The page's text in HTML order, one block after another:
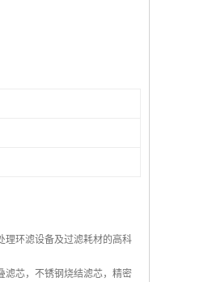
理环滤设备及过滤耗材的高科
滤芯，不锈钢烧结滤芯，精密